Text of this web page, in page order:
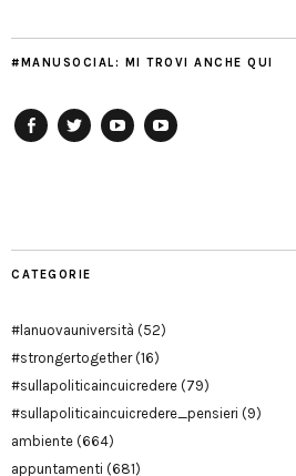
#MANUSOCIAL: MI TROVI ANCHE QUI
CATEGORIE
#lanuovauniversità (52)
#strongertogether(16)
#sullapoliticaincuicredere (79)
#sullapoliticaincuicredere_pensieri (9)
ambiente (664)
appuntamenti (681)